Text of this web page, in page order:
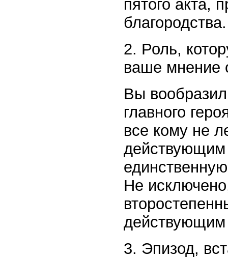
пятого акта,
благородства.
2. Роль,
ваше мнение
Вы
главного
все кому не
действующим
Не
3. Эпизод,